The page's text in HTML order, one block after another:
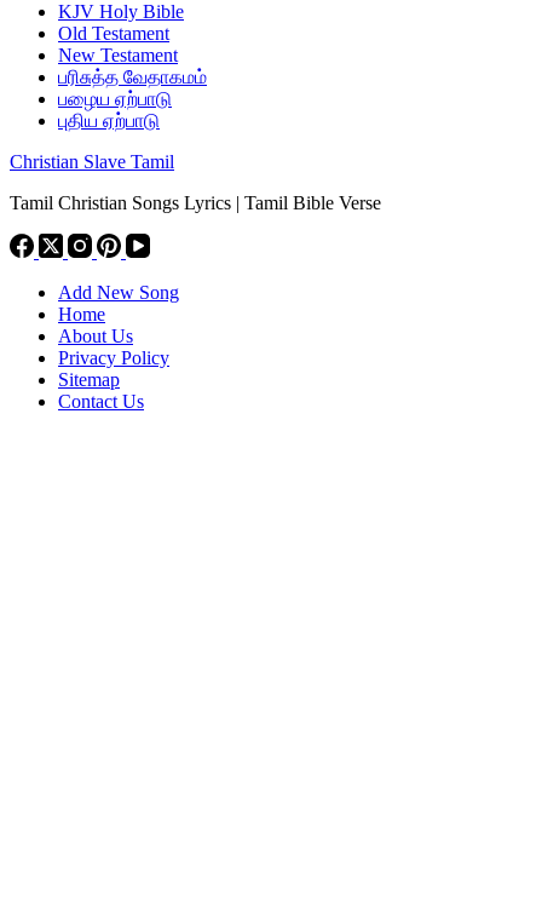
KJV Holy Bible
Old Testament
New Testament
பரிசுத்த வேதாகமம்
பழைய ஏற்பாடு
புதிய ஏற்பாடு
Christian Slave Tamil
Tamil Christian Songs Lyrics | Tamil Bible Verse
Add New Song
Home
About Us
Privacy Policy
Sitemap
Contact Us